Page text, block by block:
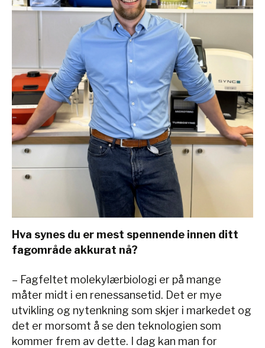
Hva synes du er mest spennende innen ditt
fagområde akkurat nå?
– Fagfeltet molekylærbiologi er på mange
måter midt i en renessansetid. Det er mye
utvikling og nytenkning som skjer i markedet og
det er morsomt å se den teknologien som
kommer frem av dette. I dag kan man for